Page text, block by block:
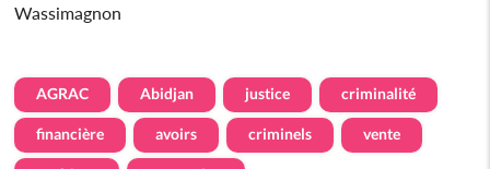
Wassimagnon
AGRAC Abidjan justice criminalité
financière avoirs criminels vente